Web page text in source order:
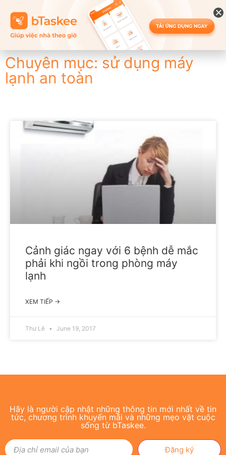
Chuyên mục: sử dụng máy
lạnh an toàn
Cảnh giác ngay với 6 bệnh dễ mắc
phải khi ngồi trong phòng máy
lạnh
XEM TIẾP →
Thư Lê June 19, 2017
Hãy là người cập nhật những thông tin mới nhất về tin
tức, chương trình khuyến mãi và những mẹo vặt cuộc
sống từ bTaskee.
Đăng ký